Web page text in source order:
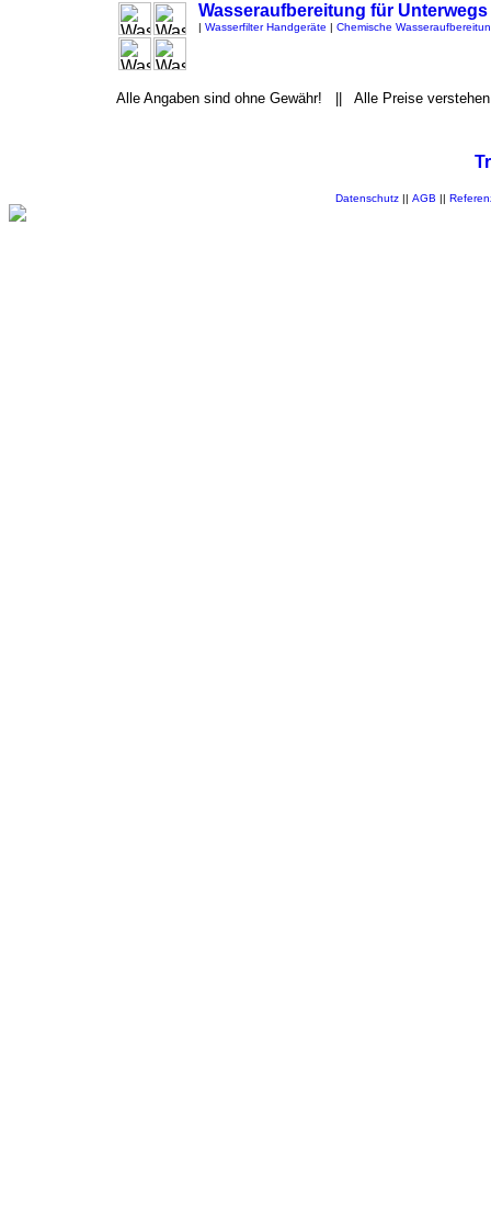
Wasseraufbereitung für Unterwegs
| Wasserfilter Handgeräte | Chemische
Alle Angaben sind ohne Gewähr! || Alle Preise
Datenschutz|| AGB ||